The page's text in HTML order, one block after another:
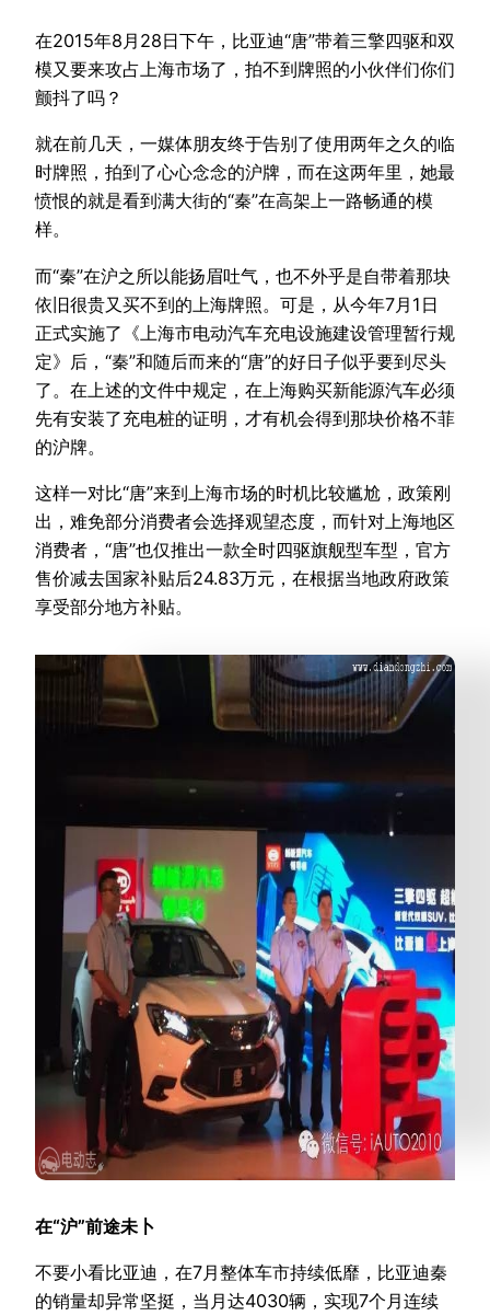
在2015年8月28日下午，比亚迪“唐”带着三擎四驱和双
模又要来攻占上海市场了，拍不到牌照的小伙伴们你们
颤抖了吗？
就在前几天，一媒体朋友终于告别了使用两年之久的临
时牌照，拍到了心心念念的沪牌，而在这两年里，她最
愤恨的就是看到满大街的“秦”在高架上一路畅通的模
样。
而“秦”在沪之所以能扬眉吐气，也不外乎是自带着那块
依旧很贵又买不到的上海牌照。可是，从今年7月1日
正式实施了《上海市电动汽车充电设施建设管理暂行规
定》后，“秦”和随后而来的“唐”的好日子似乎要到尽头
了。在上述的文件中规定，在上海购买新能源汽车必须
先有安装了充电桩的证明，才有机会得到那块价格不菲
的沪牌。
这样一对比“唐”来到上海市场的时机比较尴尬，政策刚
出，难免部分消费者会选择观望态度，而针对上海地区
消费者，“唐”也仅推出一款全时四驱旗舰型车型，官方
售价减去国家补贴后24.83万元，在根据当地政府政策
享受部分地方补贴。
在“沪”前途未卜
不要小看比亚迪，在7月整体车市持续低靡，比亚迪秦
的销量却异常坚挺，当月达4030辆，实现7个月连续